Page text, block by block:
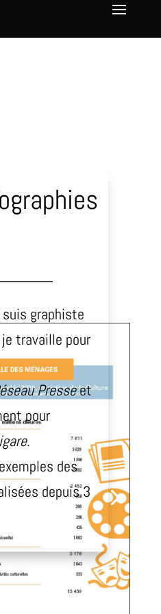
graphiste
travaille pour
Presseet
pour
des
depuis 3